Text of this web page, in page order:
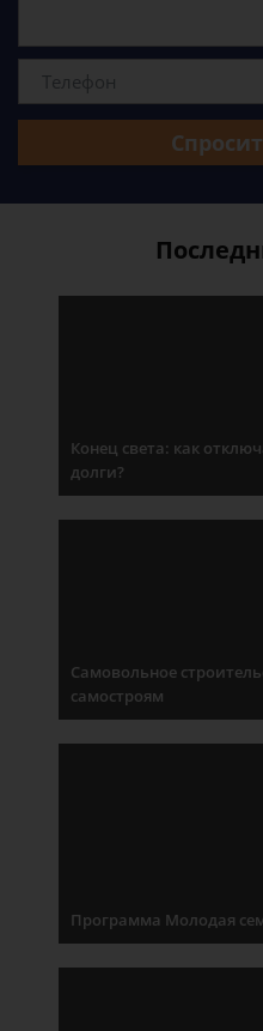
Конец света: как
долги?
Самовольное
самостроям
Программа Молодая